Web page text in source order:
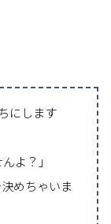
にします
よ？」
めちゃいま